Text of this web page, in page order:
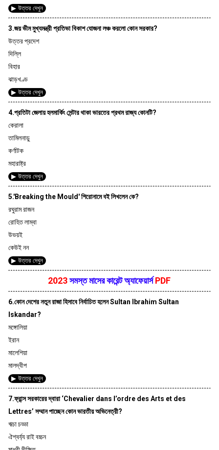
▶ উত্তর দেখুন
3.জয় ভীম মুখ্যমন্ত্রী প্রতিভা বিকাশ যোজনা লঞ্চ করলো কোন সরকার?
উত্তর প্রদেশ
দিল্লি
বিহার
ঝাড়খণ্ড
▶ উত্তর দেখুন
4.প্রতিটা জেলায় হলমার্কিং সেন্টার থাকা ভারতের প্রথম রাজ্য কোনটি?
কেরালা
তামিলনাড়ু
কর্ণাটক
মহারাষ্ট্র
▶ উত্তর দেখুন
5.'Breaking the Mould' শিরোনামে বই লিখলেন কে?
রঘুরাম রাজন
রোহিত লাম্বা
উভয়ই
কেউই নন
▶ উত্তর দেখুন
2023সমস্ত মাসের কারেন্ট অ্যাফেয়ার্সPDF
6.কোন দেশের নতুন রাজা হিসাবে নির্বাচিত হলেন Sultan Ibrahim Sultan
Iskandar?
মঙ্গোলিয়া
ইরান
মালেশিয়া
মালদ্বীপ
▶ উত্তর দেখুন
7.ফ্রান্স সরকারের দ্বারা ‘Chevalier dans l’ordre des Arts et des
Lettres’ সম্মান পাচ্ছেন কোন ভারতীয় অভিনেত্রী?
ঋচা চড্ডা
ঐশ্বর্য্য রাই বচ্চন